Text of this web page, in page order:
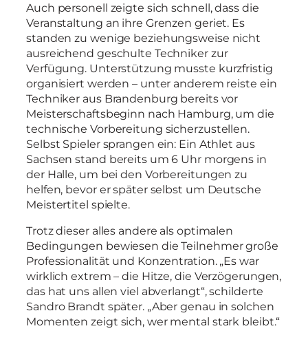
Auch personell zeigte sich schnell, dass die
Veranstaltung an ihre Grenzen geriet. Es
standen zu wenige beziehungsweise nicht
ausreichend geschulte Techniker zur
Verfügung. Unterstützung musste kurzfristig
organisiert werden – unter anderem reiste ein
Techniker aus Brandenburg bereits vor
Meisterschaftsbeginn nach Hamburg, um die
technische Vorbereitung sicherzustellen.
Selbst Spieler sprangen ein: Ein Athlet aus
Sachsen stand bereits um 6 Uhr morgens in
der Halle, um bei den Vorbereitungen zu
helfen, bevor er später selbst um Deutsche
Meistertitel spielte.
Trotz dieser alles andere als optimalen
Bedingungen bewiesen die Teilnehmer große
Professionalität und Konzentration. „Es war
wirklich extrem – die Hitze, die Verzögerungen,
das hat uns allen viel abverlangt“, schilderte
Sandro Brandt später. „Aber genau in solchen
Momenten zeigt sich, wer mental stark bleibt.“